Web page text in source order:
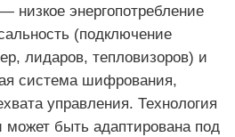
низкое энергопотребление
(подключение
лидаров, тепловизоров) и
система шифрования,
управления. Технология
может быть адаптирована под